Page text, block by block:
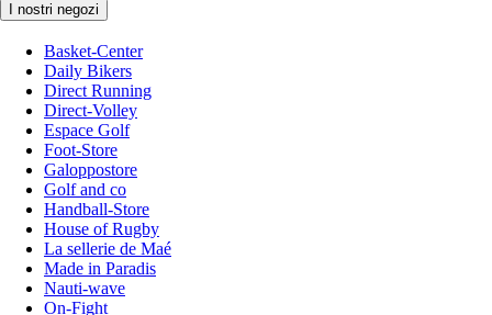
I nostri negozi
Basket-Center
Daily Bikers
Direct Running
Direct-Volley
Espace Golf
Foot-Store
Galoppostore
Golf and co
Handball-Store
House of Rugby
La sellerie de Maé
Made in Paradis
Nauti-wave
On-Fight